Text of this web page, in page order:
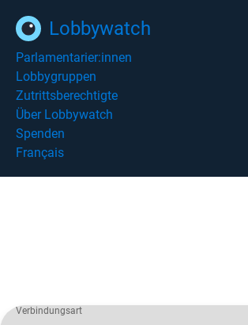
Lobbywatch
Parlamentarier:innen
Lobbygruppen
Zutrittsberechtigte
Über Lobbywatch
Spenden
Français
Verbindungsart